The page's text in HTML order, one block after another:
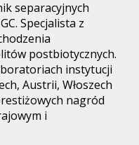
separacyjnych
Specjalista z
postbiotycznych.
instytucji
Austrii, Włoszech
nagród
i